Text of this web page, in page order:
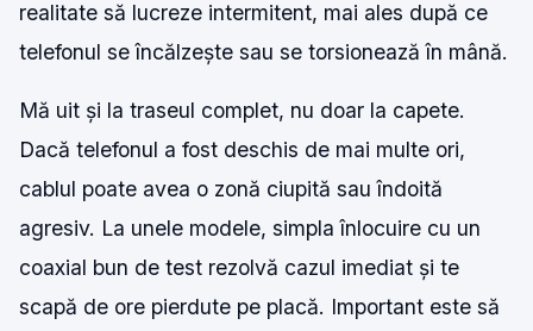
realitate să lucreze intermitent, mai ales după ce
telefonul se încălzește sau se torsionează în mână.
Mă uit și la traseul complet, nu doar la capete.
Dacă telefonul a fost deschis de mai multe ori,
cablul poate avea o zonă ciupită sau îndoită
agresiv. La unele modele, simpla înlocuire cu un
coaxial bun de test rezolvă cazul imediat și te
scapă de ore pierdute pe placă. Important este să